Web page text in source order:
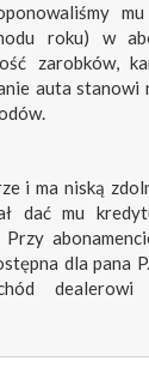
roku) w
zarobków,
auta stanowi
i ma niską
dać mu
dla pana